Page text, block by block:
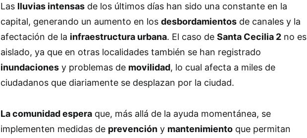
Las lluvias intensas de los últimos días han sido una constante en la
capital, generando un aumento en los desbordamientos de canales y la
afectación de la infraestructura urbana. El caso de Santa Cecilia 2 no es
aislado, ya que en otras localidades también se han registrado
inundaciones y problemas de movilidad, lo cual afecta a miles de
ciudadanos que diariamente se desplazan por la ciudad.
La comunidad espera que, más allá de la ayuda momentánea, se
implementen medidas de prevención y mantenimiento que permitan